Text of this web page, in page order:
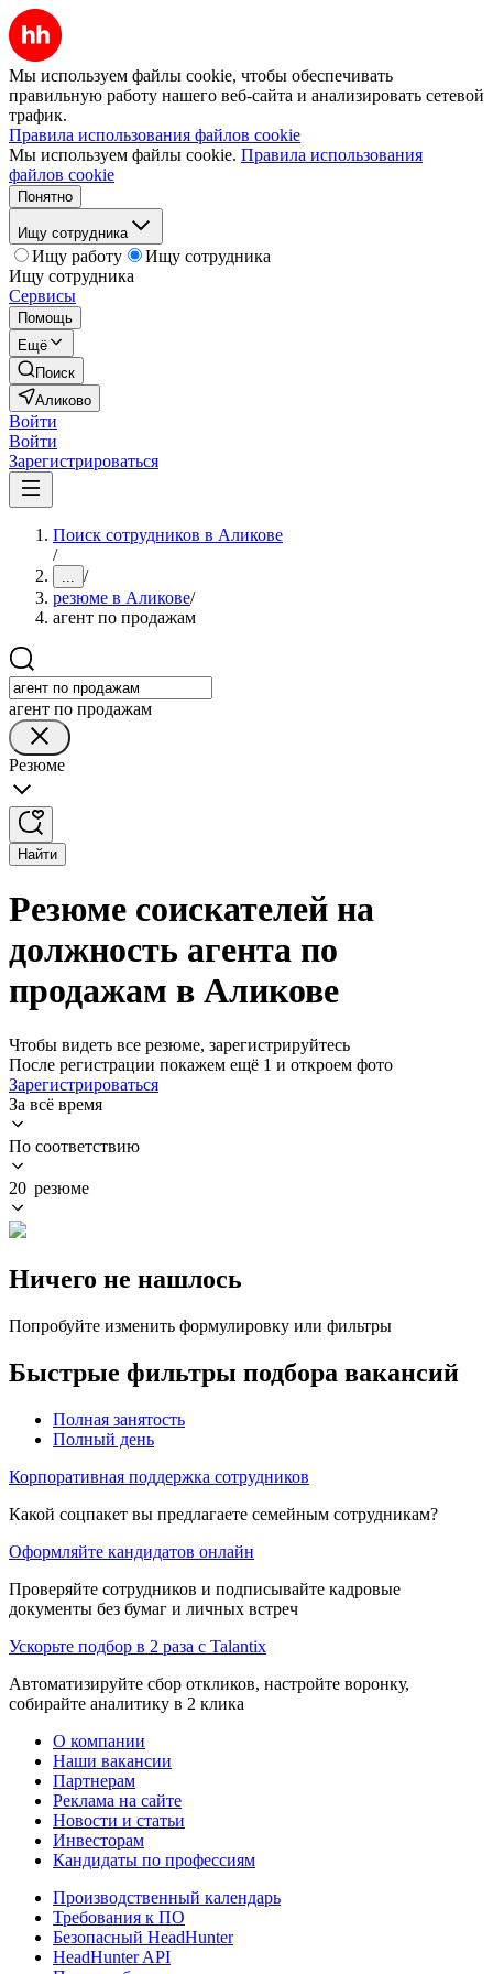
Мы используем файлы cookie, чтобы обеспечивать
правильную работу нашего веб-сайта и анализировать сетевой
трафик.
Правила использования файлов cookie
Мы используем файлы cookie. Правила использования
файлов cookie
Понятно
Ищу сотрудника
Ищу работу
Ищу сотрудника
Ищу сотрудника
Сервисы
Помощь
Ещё
Поиск
Аликово
Войти
Войти
Зарегистрироваться
Поиск сотрудников в Аликове
/
... /
резюме в Аликове/
агент по продажам
агент по продажам
Резюме
Найти
Резюме соискателей на
должность агента по
продажам в Аликове
Чтобы видеть все резюме, зарегистрируйтесь
После регистрации покажем ещё 1 и откроем фото
Зарегистрироваться
За всё время
По соответствию
20 резюме
Ничего не нашлось
Попробуйте изменить формулировку или фильтры
Быстрые фильтры подбора вакансий
Полная занятость
Полный день
Корпоративная поддержка сотрудников
Какой соцпакет вы предлагаете семейным сотрудникам?
Оформляйте кандидатов онлайн
Проверяйте сотрудников и подписывайте кадровые
документы без бумаг и личных встреч
Ускорьте подбор в 2 раза с Talantix
Автоматизируйте сбор откликов, настройте воронку,
собирайте аналитику в 2 клика
О компании
Наши вакансии
Партнерам
Реклама на сайте
Новости и статьи
Инвесторам
Кандидаты по профессиям
Производственный календарь
Требования к ПО
Безопасный HeadHunter
HeadHunter API